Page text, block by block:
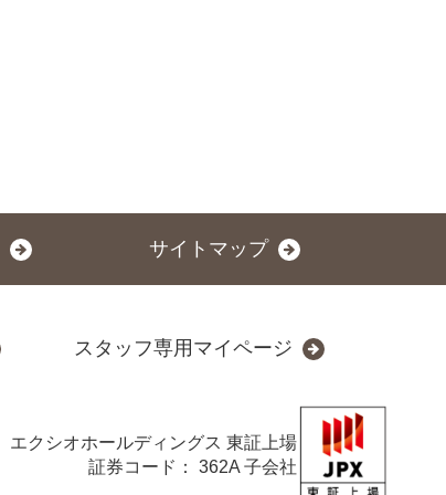
サイトマップ
スタッフ専用マイページ
エクシオホールディングス 東証上場
証券コード： 362A 子会社